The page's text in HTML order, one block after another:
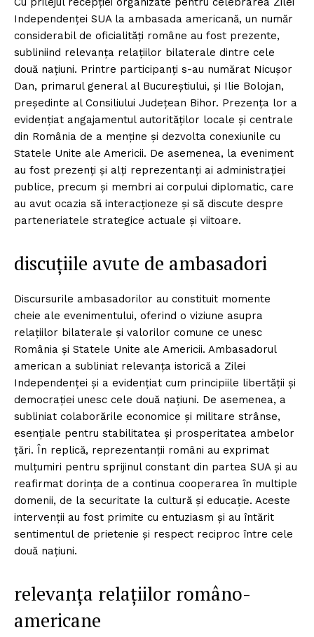
Independenței SUA la ambasada americană, un număr
considerabil de oficialități române au fost prezente,
subliniind relevanța relațiilor bilaterale dintre cele
două națiuni. Printre participanți s-au numărat Nicușor
Dan, primarul general al Bucureștiului, și Ilie Bolojan,
președinte al Consiliului Județean Bihor. Prezența lor a
evidențiat angajamentul autorităților locale și centrale
din România de a menține și dezvolta conexiunile cu
Statele Unite ale Americii. De asemenea, la eveniment
au fost prezenți și alți reprezentanți ai administrației
publice, precum și membri ai corpului diplomatic, care
au avut ocazia să interacționeze și să discute despre
parteneriatele strategice actuale și viitoare.
discuțiile avute de ambasadori
Discursurile ambasadorilor au constituit momente
cheie ale evenimentului, oferind o viziune asupra
relațiilor bilaterale și valorilor comune ce unesc
România și Statele Unite ale Americii. Ambasadorul
american a subliniat relevanța istorică a Zilei
Independenței și a evidențiat cum principiile libertății și
democrației unesc cele două națiuni. De asemenea, a
subliniat colaborările economice și militare strânse,
esențiale pentru stabilitatea și prosperitatea ambelor
țări. În replică, reprezentanții români au exprimat
mulțumiri pentru sprijinul constant din partea SUA și au
reafirmat dorința de a continua cooperarea în multiple
domenii, de la securitate la cultură și educație. Aceste
intervenții au fost primite cu entuziasm și au întărit
sentimentul de prietenie și respect reciproc între cele
două națiuni.
relevanța relațiilor româno-
americane